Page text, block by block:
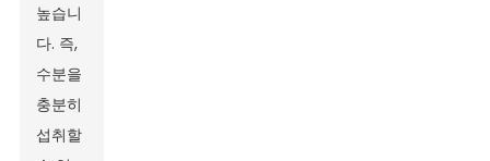
높습니
다. 즉,
수분을
충분히
섭취할